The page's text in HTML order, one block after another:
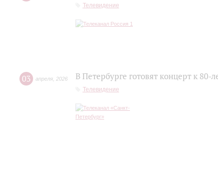
Телевидение
03 апреля 2026 В Петербурге готовят концерт к
Телевидение